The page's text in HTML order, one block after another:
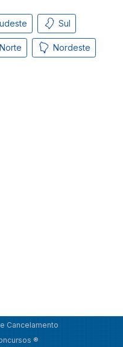
Sul
Norte Nordeste
Cancelamento
®